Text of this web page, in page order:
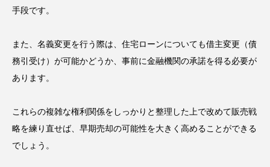
手段です。
また、名義変更を行う際は、住宅ローンについても借主変更（債
務引受け）が可能かどうか、事前に金融機関の承諾を得る必要が
あります。
これらの複雑な権利関係をしっかりと整理した上で改めて販売戦
略を練り直せば、早期売却の可能性を大きく高めることができる
でしょう。